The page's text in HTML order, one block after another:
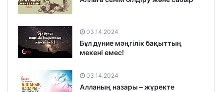
03.14.2024
Бұл дүние мәңгілік бақыттың
мекені емес!
03.14.2024
Алланың назары – жүректе